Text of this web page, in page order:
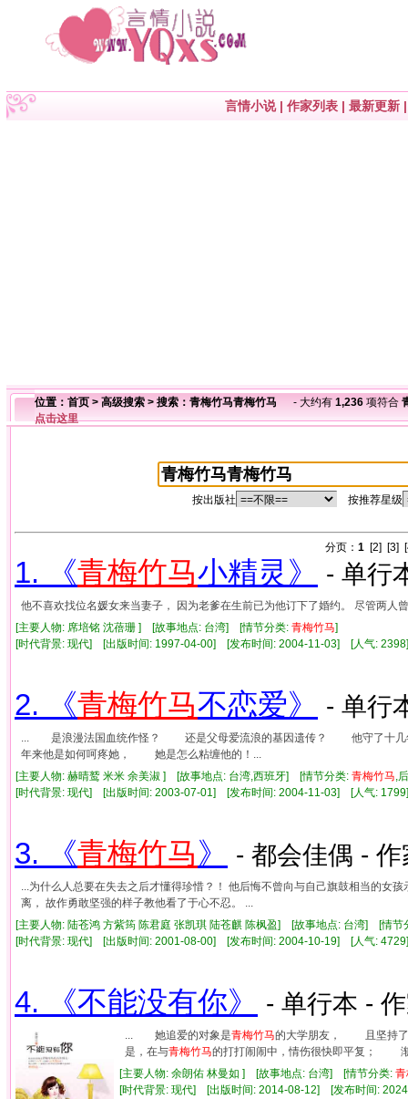
言情小说| 作家列表 | 最新更新
位置： 首页 > 高级搜索 > 搜索：青梅竹马青梅竹马 - 大约有 1,236 项符合
点击这里
按出版社 按推荐星级
分页： 1 [2] [3]
1. 《青梅竹马小精灵》 - 单行
他不喜欢找位名媛女来当妻子， 因为老爹在生前已为他订下了婚约。 尽管两人
[主要人物: 席培铭 沈蓓珊 ] [故事地点: 台湾] [情节分类: 青梅竹马]
[时代背景: 现代] [出版时间: 1997-04-00] [发布时间: 2004-11-03] [人气:
2. 《青梅竹马不恋爱》 - 单行
... 是浪漫法国血统作怪？ 还是父母爱流浪的基因遗传？ 他守了十几
年来他是如何呵疼她， 她是怎么粘缠他的！...
[主要人物: 赫晴鹫 米米 余美淑 ] [故事地点: 台湾,西班牙] [情节分类: 青梅竹马 ,
[时代背景: 现代] [出版时间: 2003-07-01] [发布时间: 2004-11-03] [人气:
3. 《青梅竹马》 - 都会佳偶 -
...为什么人总要在失去之后才懂得珍惜？！ 他后悔不曾向与自己旗鼓相当的
离， 故作勇敢坚强的样子教他看了于心不忍。 ...
[主要人物: 陆苍鸿 方紫筠 陈君庭 张凯琪 陆苍麒 陈枫盈] [故事地点: 台湾] [情节
[时代背景: 现代] [出版时间: 2001-08-00] [发布时间: 2004-10-19] [人气:
4. 《不能没有你》 - 单行本 -
... 她追爱的对象是青梅竹马的大学朋友， 且坚持了
是，在与青梅竹马的打打闹闹中，情伤很快即平复； 渐
[主要人物: 余朗佑 林曼如 ] [故事地点: 台湾] [情节分类:
[时代背景: 现代] [出版时间: 2014-08-12] [发布时间: